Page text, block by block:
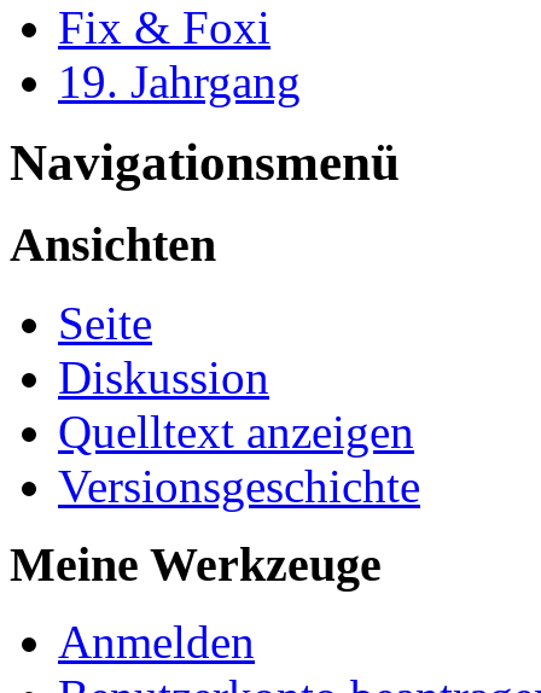
Fix & Foxi
19. Jahrgang
Navigationsmenü
Ansichten
Seite
Diskussion
Quelltext anzeigen
Versionsgeschichte
Meine Werkzeuge
Anmelden